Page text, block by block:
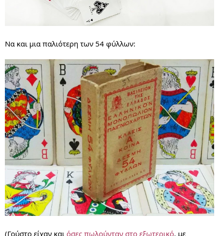
Να και μια παλιότερη των 54 φύλλων:
(Γούστο είχαν και όσες πωλούνταν στο εξωτερικό, με